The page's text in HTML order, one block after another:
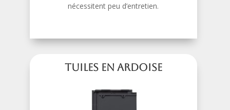
nécessitent peu d’entretien.
Tuiles en Ardoise